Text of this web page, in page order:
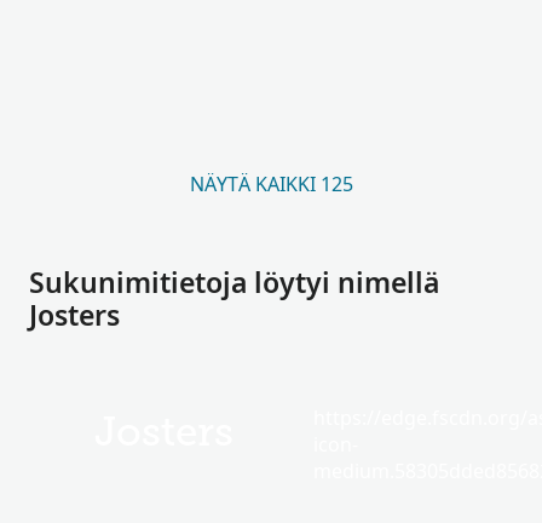
NÄYTÄ KAIKKI 125
Sukunimitietoja löytyi nimellä
Josters